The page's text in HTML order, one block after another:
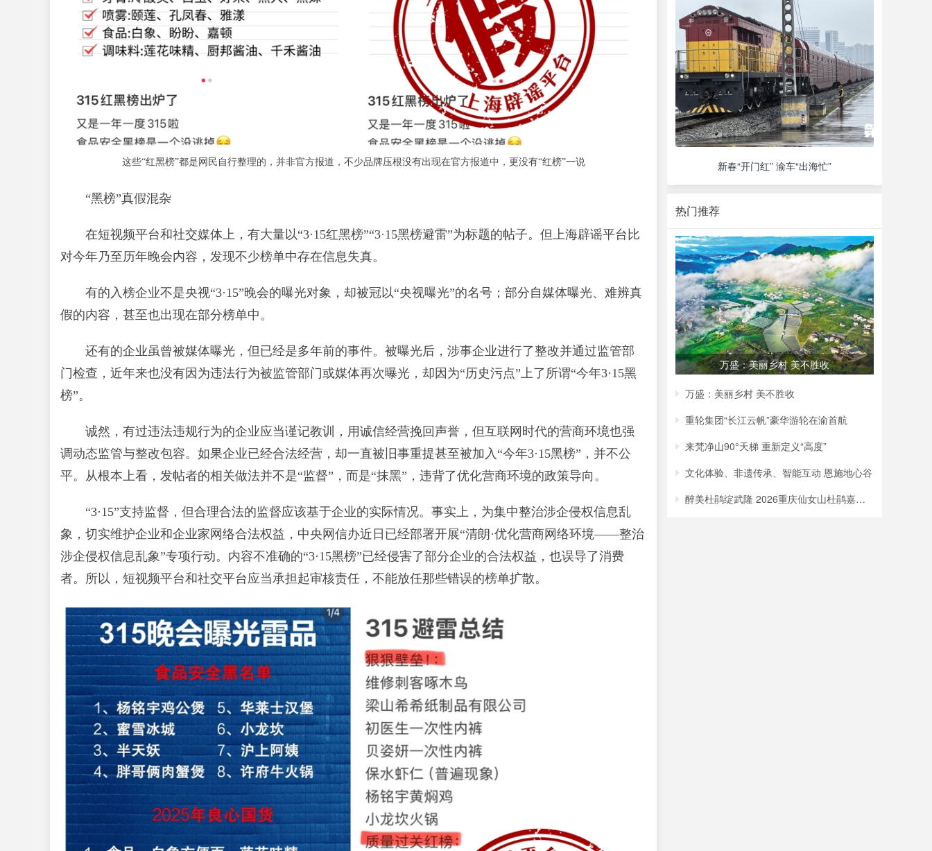
这些“红黑榜”都是网民自行整理的，并非官方报道，不少品牌压根没有出现在官方报道中，更没有“红榜”一说
“黑榜”真假混杂
在短视频平台和社交媒体上，有大量以“3·15红黑榜”“3·15黑榜避雷”为标题的帖子。但上海辟谣平台比
对今年乃至历年晚会内容，发现不少榜单中存在信息失真。
有的入榜企业不是央视“3·15”晚会的曝光对象，却被冠以“央视曝光”的名号；部分自媒体曝光、难辨真
假的内容，甚至也出现在部分榜单中。
还有的企业虽曾被媒体曝光，但已经是多年前的事件。被曝光后，涉事企业进行了整改并通过监管部
门检查，近年来也没有因为违法行为被监管部门或媒体再次曝光，却因为“历史污点”上了所谓“今年3·15黑
榜”。
诚然，有过违法违规行为的企业应当谨记教训，用诚信经营挽回声誉，但互联网时代的营商环境也强
调动态监管与整改包容。如果企业已经合法经营，却一直被旧事重提甚至被加入“今年3·15黑榜”，并不公
平。从根本上看，发帖者的相关做法并不是“监督”，而是“抹黑”，违背了优化营商环境的政策导向。
“3·15”支持监督，但合理合法的监督应该基于企业的实际情况。事实上，为集中整治涉企侵权信息乱
象，切实维护企业和企业家网络合法权益，中央网信办近日已经部署开展“清朗·优化营商网络环境——整治
涉企侵权信息乱象”专项行动。内容不准确的“3·15黑榜”已经侵害了部分企业的合法权益，也误导了消费
者。所以，短视频平台和社交平台应当承担起审核责任，不能放任那些错误的榜单扩散。
新春“开门红” 渝车“出海忙”
热门推荐
万盛：美丽乡村 美不胜收
万盛：美丽乡村 美不胜收
重轮集团“长江云帆”豪华游轮在渝首航
来梵净山90°天梯 重新定义“高度”
文化体验、非遗传承、智能互动 恩施地心谷
醉美杜鹃绽武隆 2026重庆仙女山杜鹃嘉年华